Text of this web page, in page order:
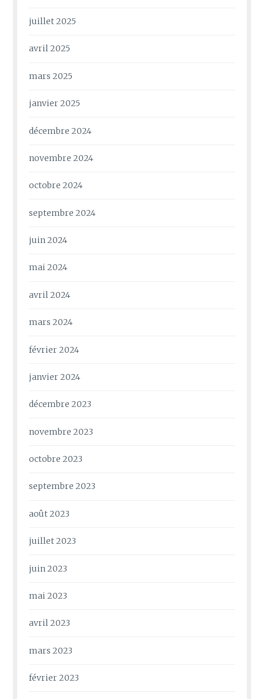
juillet 2025
avril 2025
mars 2025
janvier 2025
décembre 2024
novembre 2024
octobre 2024
septembre 2024
juin 2024
mai 2024
avril 2024
mars 2024
février 2024
janvier 2024
décembre 2023
novembre 2023
octobre 2023
septembre 2023
août 2023
juillet 2023
juin 2023
mai 2023
avril 2023
mars 2023
février 2023